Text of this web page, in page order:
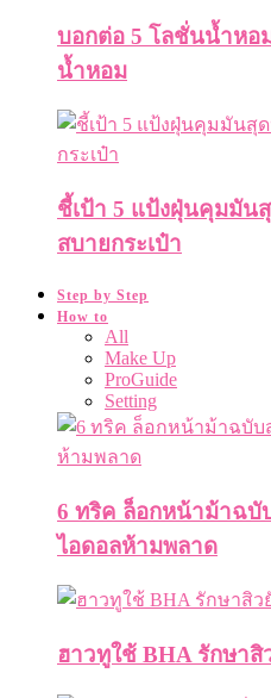
บอกต่อ 5 โลชั่นน้ำหอ
น้ำหอม
ชี้เป้า 5 แป้งฝุ่นคุมมัน
สบายกระเป๋า
Step by Step
How to
All
Make Up
ProGuide
Setting
6 ทริค ล็อกหน้าม้าฉบั
ไอดอลห้ามพลาด
ฮาวทูใช้ BHA รักษาสิ